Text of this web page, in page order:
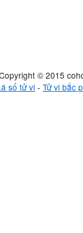
© 2015
số tử vi- Tử vi bắc